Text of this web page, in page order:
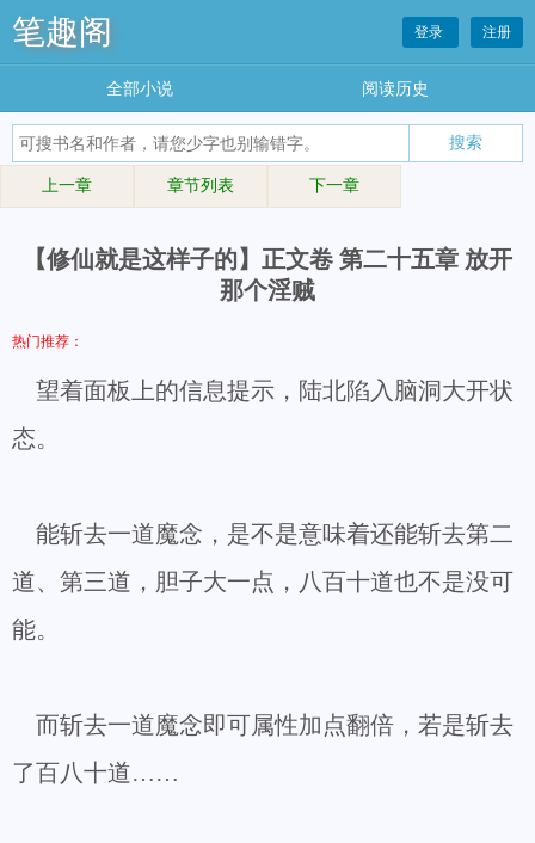
笔趣阁 登录 注册
全部小说 阅读历史
上一章 章节列表 下一章
【修仙就是这样子的】正文卷 第二十五章 放开
那个淫贼
热门推荐：
望着面板上的信息提示，陆北陷入脑洞大开状
态。
能斩去一道魔念，是不是意味着还能斩去第二
道、第三道，胆子大一点，八百十道也不是没可
能。
而斩去一道魔念即可属性加点翻倍，若是斩去
了百八十道……